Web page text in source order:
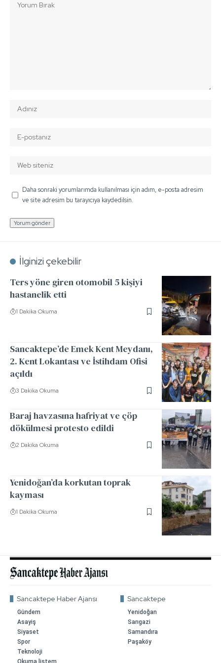
Daha sonraki yorumlarımda kullanılması için adım, e-posta adresim
ve site adresim bu tarayıcıya kaydedilsin.
İlginizi çekebilir
Ters yöne giren otomobil 5 kişiyi
hastanelik etti
1 Dakika Okuma
Sancaktepe’de Emek Kent Meydanı,
2. Kent Lokantası ve İstihdam Ofisi
açıldı
3 Dakika Okuma
Baraj havzasına hafriyat ve çöp
dökülmesi protesto edildi
2 Dakika Okuma
Yenidoğan’da korkutan toprak
kayması
1 Dakika Okuma
Sancaktepe Haber Ajansı
Gündem
Asayiş
Siyaset
Spor
Teknoloji
Sancaktepe
Yenidoğan
Sarıgazi
Samandıra
Paşaköy